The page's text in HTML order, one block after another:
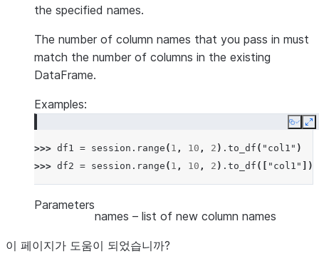
the specified names.
The number of column names that you pass in must
match the number of columns in the existing
DataFrame.
Examples:
Copy
>>> df1 = session . range ( 1 , 10 , 2 ) . to_df ( "col1" )
>>> df2 = session . range ( 1 , 10 , 2 ) . to_df ([ "col1" ])
Parameters
names – list of new column names
이 페이지가 도움이 되었습니까?